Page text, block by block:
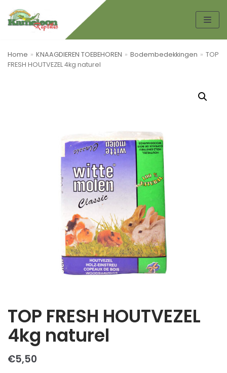
Spring
de
inhoud
Home » KNAAGDIEREN TOEBEHOREN » Bodembedekkingen » TOP
FRESH HOUTVEZEL 4kg naturel
TOP FRESH HOUTVEZEL
4kg naturel
€5,50